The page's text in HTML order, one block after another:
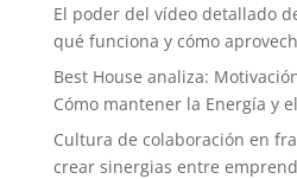
El poder del vídeo detallado
qué funciona y cómo
Best House analiza:
Cómo mantener la Energía y
Cultura de colaboración en
crear sinergias entre